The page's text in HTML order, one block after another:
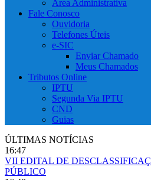
Área Administrativa
Fale Conosco
Ouvidoria
Telefones Úteis
e-SIC
Enviar Chamado
Meus Chamados
Tributos Online
IPTU
Segunda Via IPTU
CND
Guias
ÚLTIMAS NOTÍCIAS
16:47
VII EDITAL DE
PÚBLICO